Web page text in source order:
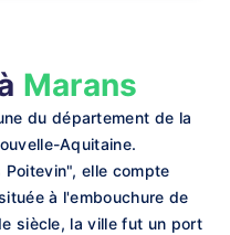
Marans
du département de la
Aquitaine.
elle compte
à l'embouchure de
siècle, la ville fut un port